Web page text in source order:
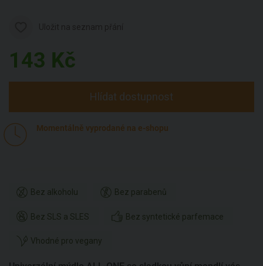
143 Kč
Hlídat dostupnost
Momentálně vyprodané na e-shopu
Bez alkoholu Bez parabenů
Bez SLS a SLES Bez syntetické parfemace
Vhodné pro vegany